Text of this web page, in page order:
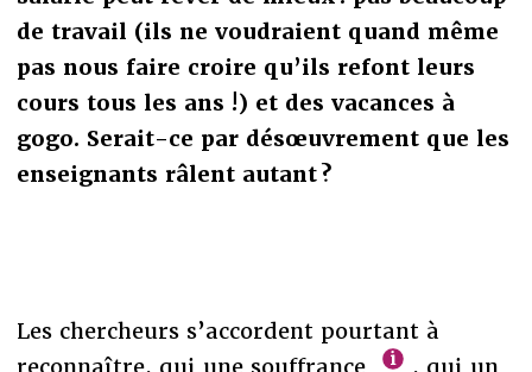
de travail (ils ne voudraient quand même
pas nous faire croire qu’ils refont leurs
cours tous les ans !) et des vacances à
gogo. Serait-ce par désœuvrement que les
enseignants râlent autant ?
Les chercheurs s’accordent pourtant à
reconnaître, qui une souffrance
, qui un